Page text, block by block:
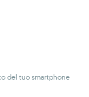
del tuo smartphone